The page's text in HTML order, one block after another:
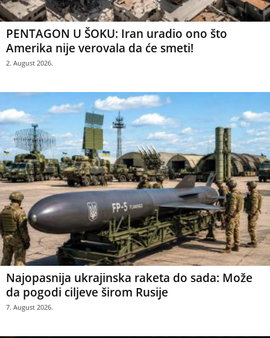
PENTAGON U ŠOKU: Iran uradio ono što
Amerika nije verovala da će smeti!
2. August 2026.
Najopasnija ukrajinska raketa do sada: Može
da pogodi ciljeve širom Rusije
7. August 2026.